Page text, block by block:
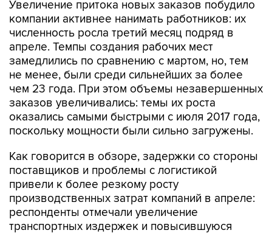
численность росла третий месяц подряд в
апреле. Темпы создания рабочих мест
замедлились по сравнению с мартом, но, тем
не менее, были среди сильнейших за более
чем 23 года. При этом объемы незавершенных
заказов увеличивались: темы их роста
оказались самыми быстрыми с июля 2017 года,
поскольку мощности были сильно загружены.
Как говорится в обзоре, задержки со стороны
привели к более резкому росту
производственных затрат компаний в апреле:
респонденты отмечали увеличение
транспортных издержек и повысившуюся
стоимость сырья.